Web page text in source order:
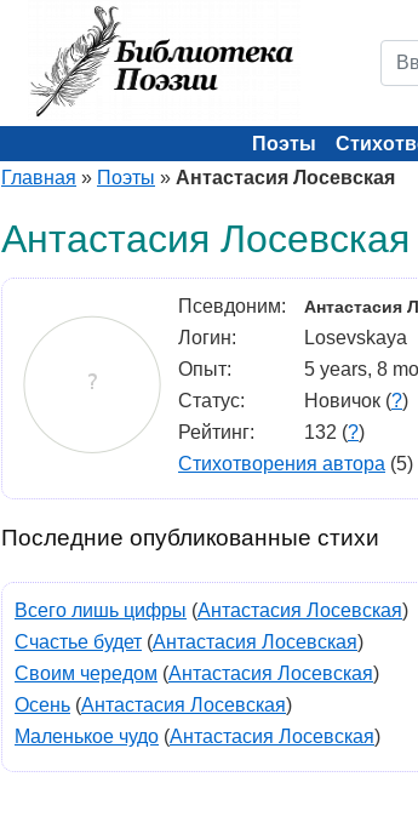
Поэты
Главная » Поэты » Антастасия Лосевская
Антастасия Лосевская
Псевдоним: Антастасия
Логин:
Losevskaya
Опыт:
5 years, 8
Статус:
Новичок (?)
Рейтинг:
132 (?)
Стихотворения автора (5)
Последние опубликованные стихи
Всего лишь цифры (Антастасия Лосевская)
Счастье будет (Антастасия Лосевская)
Своим чередом (Антастасия Лосевская)
Осень (Антастасия Лосевская)
Маленькое чудо (Антастасия Лосевская)